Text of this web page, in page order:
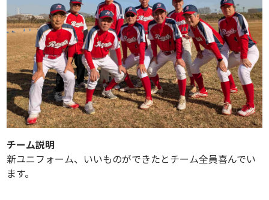
チーム説明
新ユニフォーム、いいものができたとチーム全員喜んでい
ます。